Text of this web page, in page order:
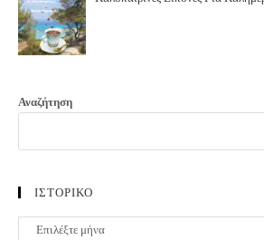
Αναζήτηση
ΙΣΤΟΡΙΚΟ
ΙΣΤΟΡΙΚΟ